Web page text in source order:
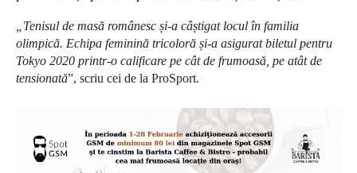
„Tenisul de masă românesc și-a câștigat locul în familia
olimpică. Echipa feminină tricoloră și-a asigurat biletul pentru
Tokyo 2020 printr-o calificare pe cât de frumoasă, pe atât de
tensionată”, scriu cei de la ProSport.